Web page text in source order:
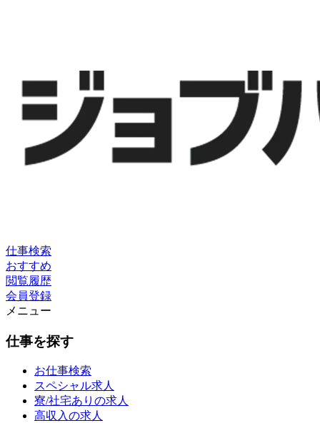
仕事検索
おすすめ
閲覧履歴
会員登録
メニュー
仕事を探す
お仕事検索
スペシャル求人
寮/社宅ありの求人
高収入の求人